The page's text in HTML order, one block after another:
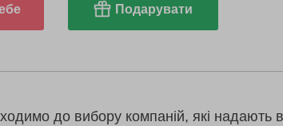
Подарувати
до вибору компаній, які надають